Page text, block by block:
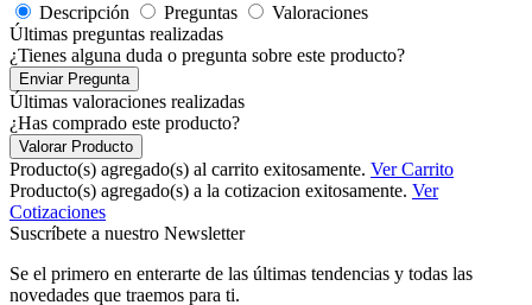
Descripción
Preguntas
Valoraciones
Últimas preguntas realizadas
¿Tienes alguna duda o pregunta sobre este producto?
Enviar Pregunta
Últimas valoraciones realizadas
¿Has comprado este producto?
Valorar Producto
Producto(s) agregado(s) al carrito exitosamente. Ver Carrito
Producto(s) agregado(s) a la cotizacion exitosamente. Ver
Cotizaciones
Suscríbete a nuestro Newsletter
Se el primero en enterarte de las últimas tendencias y todas las
novedades que traemos para ti.